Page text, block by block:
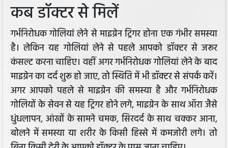
कब डॉक्टर से मिलें
गर्भनिरोधक गोलियां लेने से माइग्रेन ट्रिगर होना एक गंभीर समस्या
है। लेकिन यह गोलियां लेने से पहले आपको डॉक्टर से जरूर
कंसल्ट करना चाहिए। वहीं अगर गर्भनिरोधक गोलियां लेने के बाद
माइग्रेन का दर्द शुरू हो जाए, तो स्थिति में भी डॉक्टर से संपर्क करें।
अगर आपको पहले से माइग्रेन की समस्या है और गर्भनिरोधक
गोलियों के सेवन से यह ट्रिगर होने लगे, माइग्रेन के साथ ऑरा जैसे
धुंधलापन, आंखों के सामने चमक, सिरदर्द के साथ चक्कर आना,
बोलने में समस्या या शरीर के किसी हिस्से में कमजोरी लगे। तो